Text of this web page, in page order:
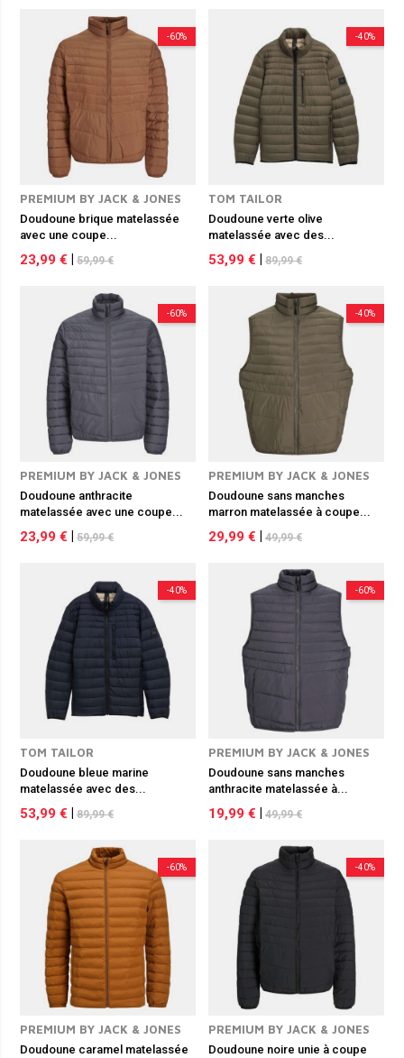
-60%
PREMIUM BY JACK & JONES
Doudoune brique matelassée
avec une coupe...
23,99 € 59,99 €
-40%
TOM TAILOR
Doudoune verte olive
matelassée avec des...
53,99 € 89,99 €
-60%
PREMIUM BY JACK & JONES
Doudoune anthracite
matelassée avec une coupe...
23,99 € 59,99 €
-40%
PREMIUM BY JACK & JONES
Doudoune sans manches
marron matelassée à coupe...
29,99 € 49,99 €
-40%
TOM TAILOR
Doudoune bleue marine
matelassée avec des...
53,99 € 89,99 €
-60%
PREMIUM BY JACK & JONES
Doudoune sans manches
anthracite matelassée à...
19,99 € 49,99 €
-60%
PREMIUM BY JACK & JONES
Doudoune caramel matelassée
-40%
PREMIUM BY JACK & JONES
Doudoune noire unie à coupe